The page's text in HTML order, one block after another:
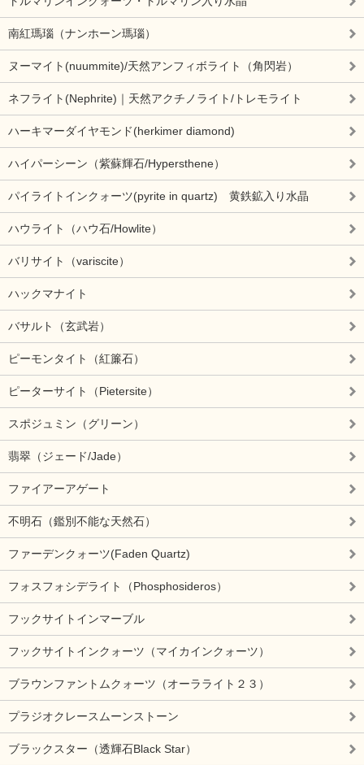
南紅瑪瑙（ナンホーン瑪瑙）
ヌーマイト(nuummite)/天然アンフィボライト（角閃岩）
ネフライト(Nephrite)｜天然アクチノライト/トレモライト
ハーキマーダイヤモンド(herkimer diamond)
ハイパーシーン（紫蘇輝石/Hypersthene）
パイライトインクォーツ(pyrite in quartz) 黄鉄鉱入り水晶
ハウライト（ハウ石/Howlite）
バリサイト（variscite）
ハックマナイト
バサルト（玄武岩）
ピーモンタイト（紅簾石）
ピーターサイト（Pietersite）
スポジュミン（グリーン）
翡翠（ジェード/Jade）
ファイアーアゲート
不明石（鑑別不能な天然石）
ファーデンクォーツ(Faden Quartz)
フォスフォシデライト（Phosphosideros）
フックサイトインマーブル
フックサイトインクォーツ（マイカインクォーツ）
ブラウンファントムクォーツ（オーラライト２３）
プラジオクレースムーンストーン
ブラックスター（透輝石Black Star）